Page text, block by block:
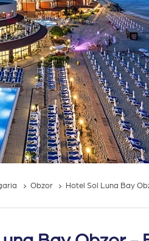
Obzor Hotel Sol Luna Bay